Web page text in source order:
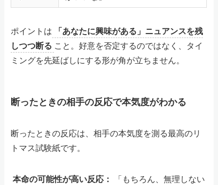
ポイントは
「あなたに興味がある」ニュアンスを残
しつつ断る こと。好意を否定するのではなく、タイ
ミングを先延ばしにする形が角が立ちません。
断ったときの相手の反応で本気度がわかる
断ったときの反応は、相手の本気度を測る最高のリ
トマス試験紙です。
本命の可能性が高い反応：
「もちろん、無理しない